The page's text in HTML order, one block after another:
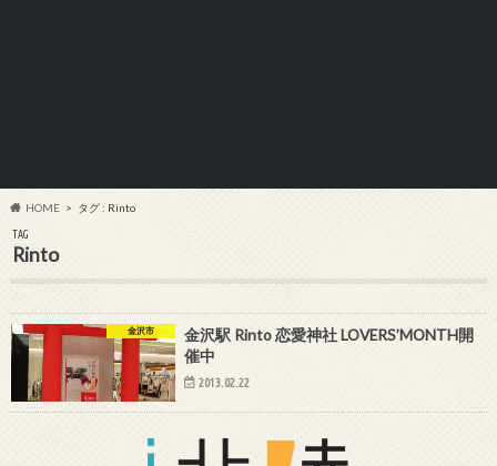
HOME タグ : Rinto
TAG
Rinto
金沢市
金沢駅 Rinto 恋愛神社 LOVERS’MONTH開
催中
2013.02.22